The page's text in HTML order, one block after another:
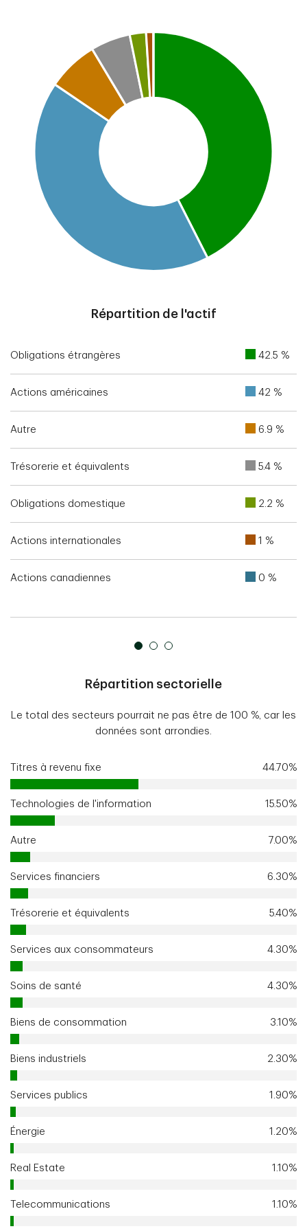
Pie chart with 7 slices.
This is a portfolio analysis pie chart
Répartition de l'actif
Obligations étrangères 42.5 %
Actions américaines 42 %
Autre 6.9 %
Trésorerie et équivalents 5.4 %
Obligations domestique 2.2 %
Actions internationales 1 %
Actions canadiennes 0 %
Répartition sectorielle
Le total des secteurs pourrait ne pas être de 100 %, car les
données sont arrondies.
Titres à revenu fixe 44.70%
Technologies de l'information 15.50%
Autre 7.00%
Services financiers 6.30%
Trésorerie et équivalents 5.40%
Services aux consommateurs 4.30%
Soins de santé 4.30%
Biens de consommation 3.10%
Biens industriels 2.30%
Services publics 1.90%
Énergie 1.20%
Real Estate 1.10%
Telecommunications 1.10%